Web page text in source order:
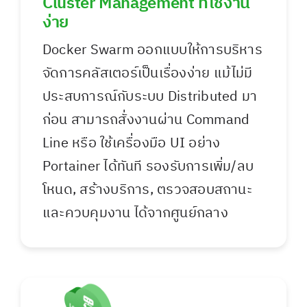
ง่าย
Docker Swarm ออกแบบให้การบริหาร
จัดการคลัสเตอร์เป็นเรื่องง่าย แม้ไม่มี
ประสบการณ์กับระบบ Distributed มา
ก่อน สามารถสั่งงานผ่าน Command
Line หรือ ใช้เครื่องมือ UI อย่าง
Portainer ได้ทันที รองรับการเพิ่ม/ลบ
โหนด, สร้างบริการ, ตรวจสอบสถานะ
และควบคุมงาน ได้จากศูนย์กลาง